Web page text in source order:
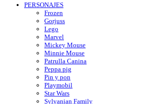
PERSONAJES
Frozen
Gorjuss
Lego
Marvel
Mickey Mouse
Minnie Mouse
Patrulla Canina
Peppa pig
Pin y pon
Playmobil
Star Wars
Sylvanian Family